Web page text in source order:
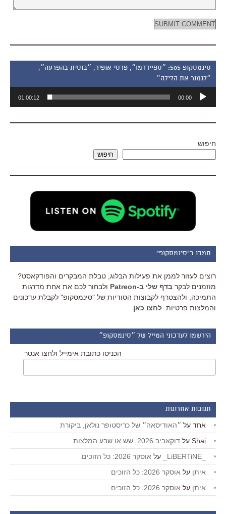
סינמסקופ 505: ״ספיידרמן״, פרסי אופיר, ״בוסית בהפרעה״,
״לגמור את הלילה״
אודיו
00:00
01:00:12
חיפוש
חיפוש
תמכו ב"סינמסקופ"
רוצים לעזור לממן את פעילות הבלוג, טבלת המבקרים והפודקאסט?
מוזמנים לבקר בדף שלי ב-Patreon
ולבחור לכם את אחת מדרגות
התמיכה, ולהצטרף לקבוצות הסודיות של "סינמסקופ" לקבלת עדכונים
והמלצות פרטיות. לחצו כאן
הירשמו לעדכוני המייל של ״סינמסקופ״
הכניסו כתובת אימייל ולחצו אנטר
תגובות אחרונות
אחד על ״האודיסאה״ של כריסטופר נולאן, ביקורת
Shai על דוקאביב 2026: שש או שבע המלצות
על אוסקר 2026: כל הזוכים
איתן על אוסקר 2026: כל הזוכים
איתן על אוסקר 2026: כל הזוכים